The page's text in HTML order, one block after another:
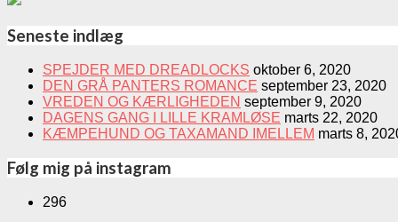
Seneste indlæg
SPEJDER MED DREADLOCKS oktober 6, 2020
DEN GRÅ PANTERS ROMANCE september 23, 2020
VREDEN OG KÆRLIGHEDEN september 9, 2020
DAGENS GANG I LILLE KRAMLØSE marts 22, 2020
KÆMPEHUND OG TAXAMAND IMELLEM marts 8,
Følg mig på instagram
296